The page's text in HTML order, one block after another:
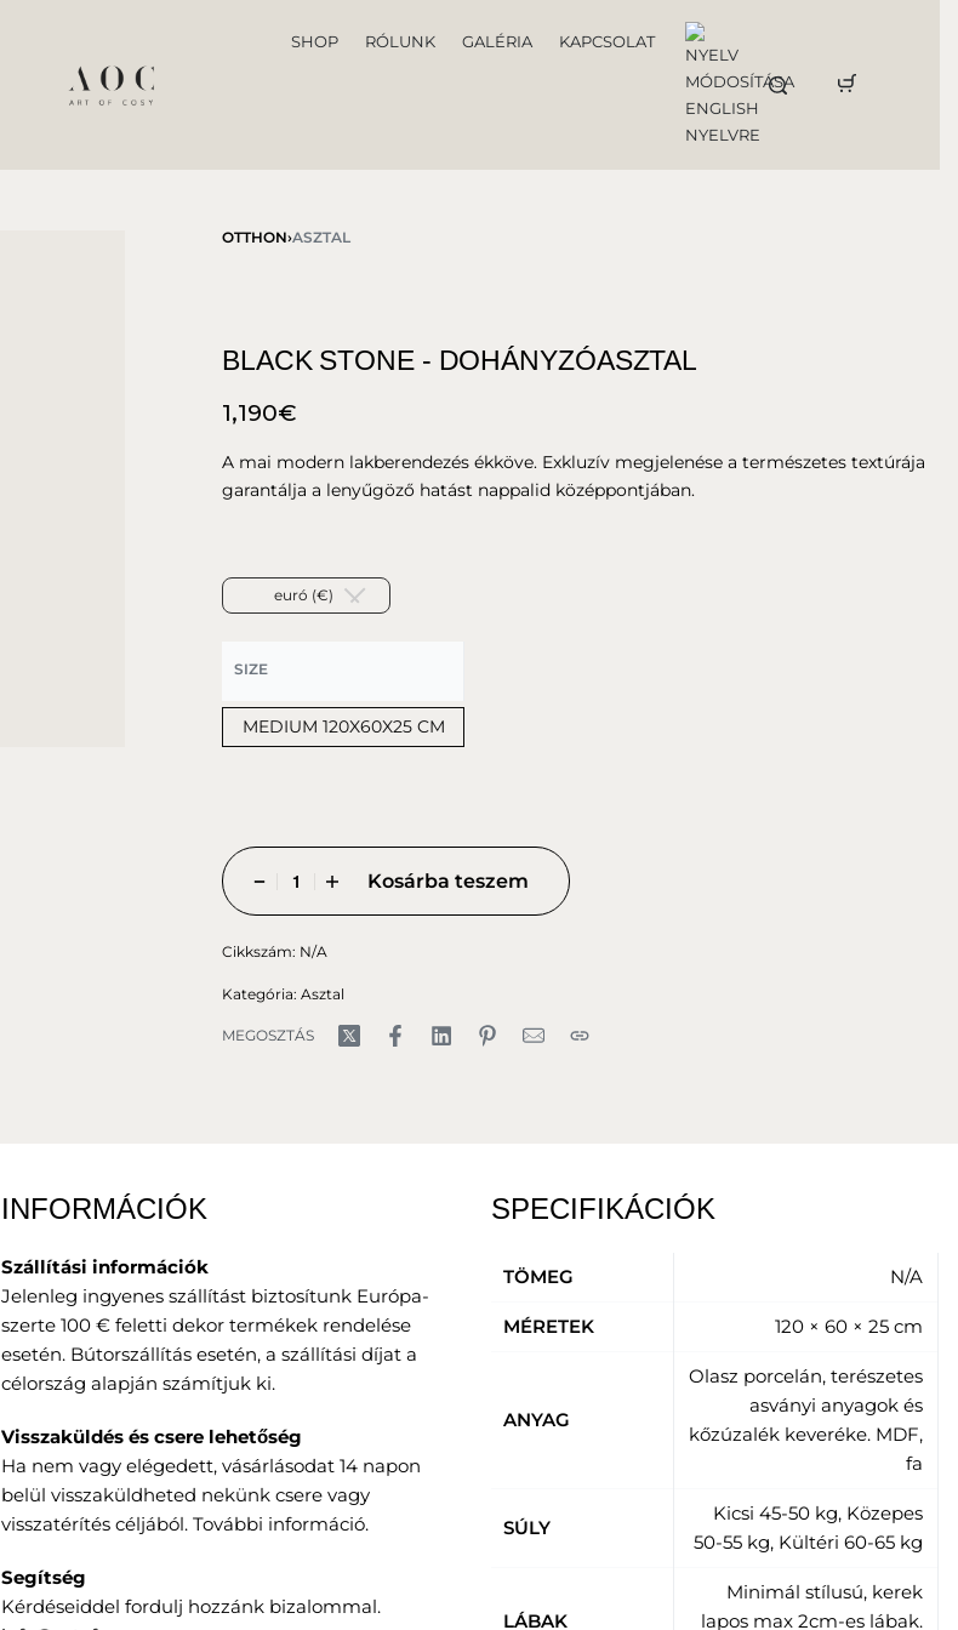
SHOP RÓLUNK GALÉRIA KAPCSOLAT
OTTHON›ASZTAL
BLACK STONE - DOHÁNYZÓASZTAL
1,190€
A mai modern lakberendezés ékköve. Exkluzív megjelenése a természetes textúrája
garantálja a lenyűgöző hatást nappalid középpontjában.
euró (€)
SIZE
MEDIUM 120X60X25 CM
Kosárba teszem
Cikkszám: N/A
Kategória: Asztal
MEGOSZTÁS
INFORMÁCIÓK
Szállítási információk
Jelenleg ingyenes szállítást biztosítunk Európa-
szerte 100 € feletti dekor termékek rendelése
esetén. Bútorszállítás esetén, a szállítási díjat a
célország alapján számítjuk ki.
Visszaküldés és csere lehetőség
Ha nem vagy elégedett, vásárlásodat 14 napon
belül visszaküldheted nekünk csere vagy
visszatérítés céljából. További információ.
Segítség
Kérdéseiddel fordulj hozzánk bizalommal.
SPECIFIKÁCIÓK
TÖMEG N/A
MÉRETEK 120 × 60 × 25 cm
ANYAG
Olasz porcelán, terészetes
asványi anyagok és
kőzúzalék keveréke. MDF,
fa
SÚLY
Kicsi 45-50 kg, Közepes
50-55 kg, Kültéri 60-65 kg
LÁBAK
Minimál stílusú, kerek
lapos max 2cm-es lábak.